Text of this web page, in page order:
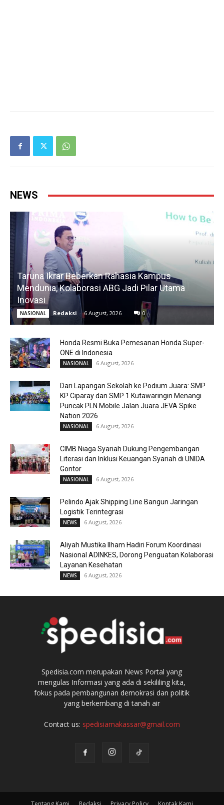
NEWS
Taruna Ikrar Beberkan Rahasia Kampus
Mendunia, Kolaborasi ABG Jadi Pilar Utama
Inovasi
NASIONAL Redaksi - 6 August, 2026 0
Honda Resmi Buka Pemesanan Honda Super-
ONE di Indonesia
NASIONAL 6 August, 2026
Dari Lapangan Sekolah ke Podium Juara: SMP
KP Ciparay dan SMP 1 Kutawaringin Menangi
Puncak PLN Mobile Jalan Juara JEVA Spike
Nation 2026
NASIONAL 6 August, 2026
CIMB Niaga Syariah Dukung Pengembangan
Literasi dan Inklusi Keuangan Syariah di UNIDA
Gontor
NASIONAL 6 August, 2026
Pelindo Ajak Shipping Line Bangun Jaringan
Logistik Terintegrasi
NEWS 6 August, 2026
Aliyah Mustika Ilham Hadiri Forum Koordinasi
Nasional ADINKES, Dorong Penguatan Kolaborasi
Layanan Kesehatan
NEWS 6 August, 2026
Spedisia.com merupakan News Portal yang
mengulas Informasi yang ada di sekililing kita,
fokus pada pembangunan demokrasi dan politik
yang berkembang di tanah air
Contact us: spedisiamakassar@gmail.com